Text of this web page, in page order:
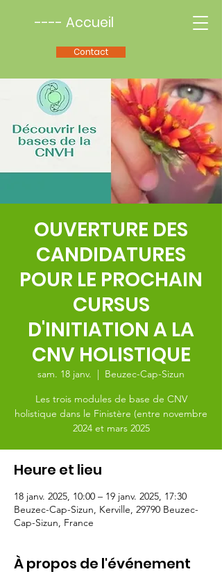
---- Accueil
Contact
OUVERTURE DES
CANDIDATURES
POUR LE PROCHAIN
CURSUS
D'INITIATION A LA
CNV HOLISTIQUE
sam. 18 janv.
  |
Beuzec-Cap-Sizun
Les trois modules de base de CNV
holistique dans le Finistère (entre novembre
2024 et mars 2025
Heure et lieu
18 janv. 2025, 10:00 – 19 janv. 2025, 17:30
Beuzec-Cap-Sizun, Kerville, 29790 Beuzec-
Cap-Sizun, France
À propos de l'événement